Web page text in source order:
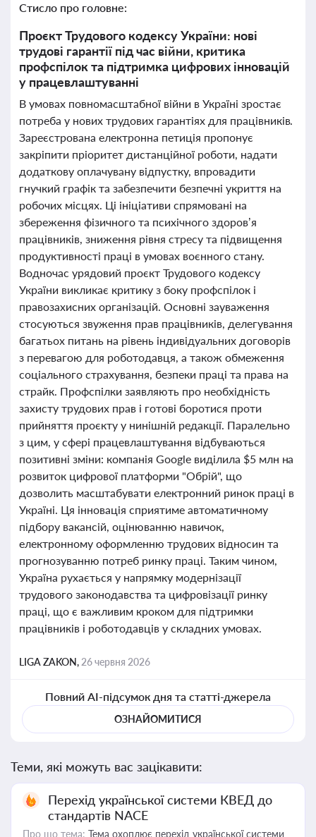
Стисло про головне:
Проєкт Трудового кодексу України: нові
трудові гарантії під час війни, критика
профспілок та підтримка цифрових інновацій
у працевлаштуванні
В умовах повномасштабної війни в Україні зростає
потреба у нових трудових гарантіях для працівників.
Зареєстрована електронна петиція пропонує
закріпити пріоритет дистанційної роботи, надати
додаткову оплачувану відпустку, впровадити
гнучкий графік та забезпечити безпечні укриття на
робочих місцях. Ці ініціативи спрямовані на
збереження фізичного та психічного здоров’я
працівників, зниження рівня стресу та підвищення
продуктивності праці в умовах воєнного стану.
Водночас урядовий проєкт Трудового кодексу
України викликає критику з боку профспілок і
правозахисних організацій. Основні зауваження
стосуються звуження прав працівників, делегування
багатьох питань на рівень індивідуальних договорів
з перевагою для роботодавця, а також обмеження
соціального страхування, безпеки праці та права на
страйк. Профспілки заявляють про необхідність
захисту трудових прав і готові боротися проти
прийняття проєкту у нинішній редакції. Паралельно
з цим, у сфері працевлаштування відбуваються
позитивні зміни: компанія Google виділила $5 млн на
розвиток цифрової платформи "Обрій", що
дозволить масштабувати електронний ринок праці в
Україні. Ця інновація сприятиме автоматичному
підбору вакансій, оцінюванню навичок,
електронному оформленню трудових відносин та
прогнозуванню потреб ринку праці. Таким чином,
Україна рухається у напрямку модернізації
трудового законодавства та цифровізації ринку
праці, що є важливим кроком для підтримки
працівників і роботодавців у складних умовах.
LIGA ZAKON, 26 червня 2026
Повний AI-підсумок дня та статті-джерела
ОЗНАЙОМИТИСЯ
Теми, які можуть вас зацікавити:
Перехід української системи КВЕД до
стандартів NACE
Про що тема: Тема охоплює перехід української системи